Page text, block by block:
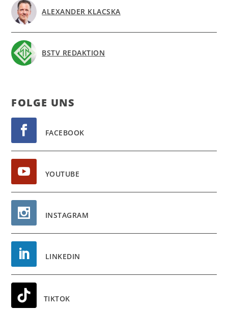
ALEXANDER KLACSKA
BSTV REDAKTION
FOL­GE UNS
FACEBOOK
YOUTUBE
INSTAGRAM
LINKEDIN
TIKTOK